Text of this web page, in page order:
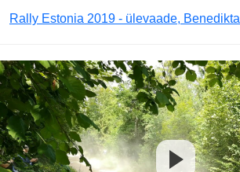
Rally Estonia 2019 - ülevaade,